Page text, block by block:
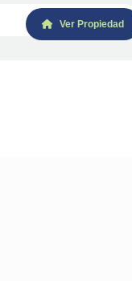
Ver Propiedad